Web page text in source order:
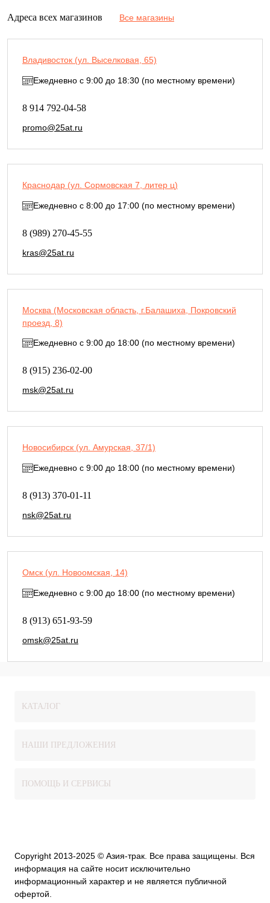
Адреса всех магазинов Все магазины
Владивосток (ул. Выселковая, 65)
Ежедневно с 9:00 до 18:30 (по местному времени)
8 914 792-04-58
promo@25at.ru
Краснодар (ул. Сормовская 7, литер ц)
Ежедневно с 8:00 до 17:00 (по местному времени)
8 (989) 270-45-55
kras@25at.ru
Москва (Московская область, г.Балашиха, Покровский
проезд, 8)
Ежедневно с 9:00 до 18:00 (по местному времени)
8 (915) 236-02-00
msk@25at.ru
Новосибирск (ул. Амурская, 37/1)
Ежедневно с 9:00 до 18:00 (по местному времени)
8 (913) 370-01-11
nsk@25at.ru
Омск (ул. Новоомская, 14)
Ежедневно с 9:00 до 18:00 (по местному времени)
8 (913) 651-93-59
omsk@25at.ru
КАТАЛОГ
НАШИ ПРЕДЛОЖЕНИЯ
ПОМОЩЬ И СЕРВИСЫ
Copyright 2013-2025 © Азия-трак. Все права защищены. Вся
информация на сайте носит исключительно
информационный характер и не является публичной
офертой.